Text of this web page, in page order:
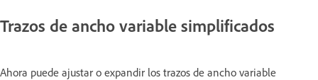
Trazos de ancho variable simplificados
Ahora puede ajustar o expandir los trazos de ancho variable